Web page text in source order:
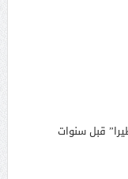
قبل سنوات